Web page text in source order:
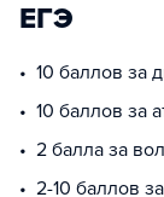
ЕГЭ
10 баллов за
10 баллов за
2 балла за
2-10 баллов